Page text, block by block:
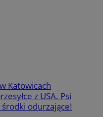
Katowicach
z USA. Psi
odurzające!